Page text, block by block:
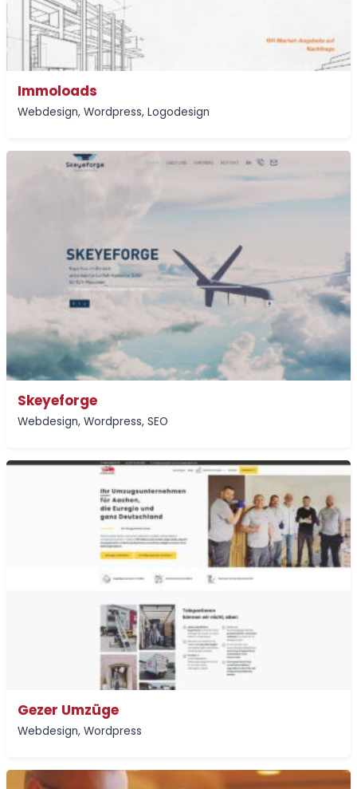
Immoloads
Webdesign, Wordpress, Logodesign
Skeyeforge
Webdesign, Wordpress, SEO
Gezer Umzüge
Webdesign, Wordpress